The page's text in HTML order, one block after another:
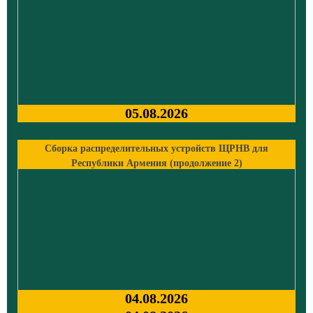
05.08.2026
Сборка распределительных устройств ЩРНВ для
Республики Армения (продолжение 2)
04.08.2026